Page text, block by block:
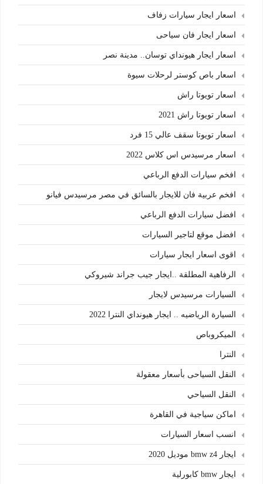
اسعار ايجار سيارات زفاف
اسعار ايجار فان سياحى
اسعار ايجار هيونداي توسان.. مدينة نصر
اسعار باص كوستر لرحلات سيوة
اسعار تويوتا راش
اسعار تويوتا راش 2021
اسعار تويوتا سقف عالي 15 فرد
اسعار مرسيدس اس كلاس 2022
افخم سيارات الدفع الرباعي
افخم عربية فان للايجار بالسائق في مصر مرسيدس فيانو
افضل سيارات الدفع الرباعي
افضل موقع لتاجير السيارات
اقوى اسعار ايجار سيارات
الرفاهية المطلقة ..ايجار جيب جراند شيروكي
السيارات مرسيدس لايجار
السيارة الرياضيه .. ايجار هيونداي النترا 2022
الميكروباص
النترا
النقل السياحى بأسعار معقولة
النقل السياحي
اماكن سياجية في القاهرة
انسب اسعار السيارات
ايجار bmw z4 موديل 2020
ايجار bmw كابورلية